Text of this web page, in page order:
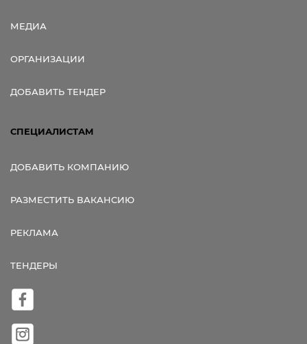
МЕДИА
ОРГАНИЗАЦИИ
ДОБАВИТЬ ТЕНДЕР
СПЕЦИАЛИСТАМ
ДОБАВИТЬ КОМПАНИЮ
РАЗМЕСТИТЬ ВАКАНСИЮ
РЕКЛАМА
ТЕНДЕРЫ